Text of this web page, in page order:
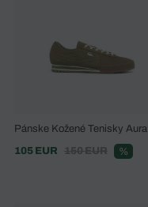
Pánske Kožené Tenisky Aura
105 EUR
150 EUR %